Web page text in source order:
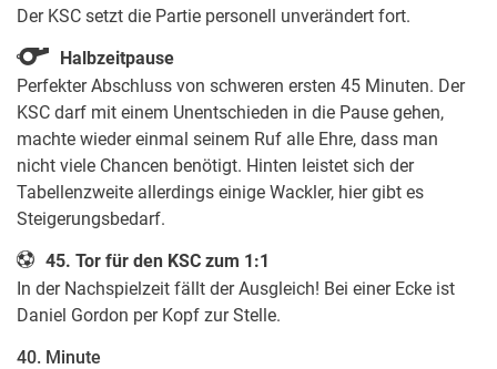
Der KSC setzt die Partie personell unverändert fort.
Halbzeitpause
Perfekter Abschluss von schweren ersten 45 Minuten. Der
KSC darf mit einem Unentschieden in die Pause gehen,
machte wieder einmal seinem Ruf alle Ehre, dass man
nicht viele Chancen benötigt. Hinten leistet sich der
Tabellenzweite allerdings einige Wackler, hier gibt es
Steigerungsbedarf.
45. Tor für den KSC zum 1:1
In der Nachspielzeit fällt der Ausgleich! Bei einer Ecke ist
Daniel Gordon per Kopf zur Stelle.
40. Minute